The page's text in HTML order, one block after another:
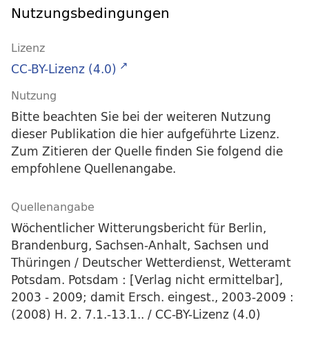
Nutzungsbedingungen
Lizenz
CC-BY-Lizenz (4.0)
Nutzung
Bitte beachten Sie bei der weiteren Nutzung
dieser Publikation die hier aufgeführte Lizenz.
Zum Zitieren der Quelle finden Sie folgend die
empfohlene Quellenangabe.
Quellenangabe
Wöchentlicher Witterungsbericht für Berlin,
Brandenburg, Sachsen-Anhalt, Sachsen und
Thüringen / Deutscher Wetterdienst, Wetteramt
Potsdam. Potsdam : [Verlag nicht ermittelbar],
2003 - 2009; damit Ersch. eingest., 2003-2009 :
(2008) H. 2. 7.1.-13.1.. / CC-BY-Lizenz (4.0)